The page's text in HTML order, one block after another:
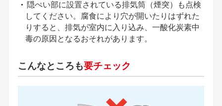
隠ぺい部に設置されている排気筒（煙突）も点検
してください。腐食により穴が開いたりはずれた
りすると、排気が室内に入り込み、一酸化炭素中
毒の原因となるおそれがあります。
こんなところも要チェック